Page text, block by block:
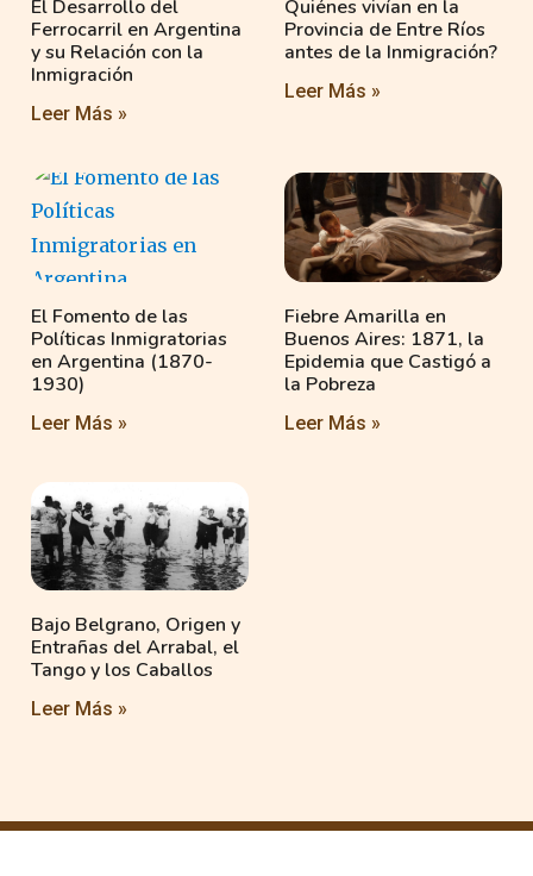
El Desarrollo del
Ferrocarril en Argentina
y su Relación con la
Inmigración
Leer Más »
Quiénes vivían en la
Provincia de Entre Ríos
antes de la Inmigración?
Leer Más »
El Fomento de las
Políticas Inmigratorias
en Argentina (1870-
1930)
Leer Más »
Fiebre Amarilla en
Buenos Aires: 1871, la
Epidemia que Castigó a
la Pobreza
Leer Más »
Bajo Belgrano, Origen y
Entrañas del Arrabal, el
Tango y los Caballos
Leer Más »